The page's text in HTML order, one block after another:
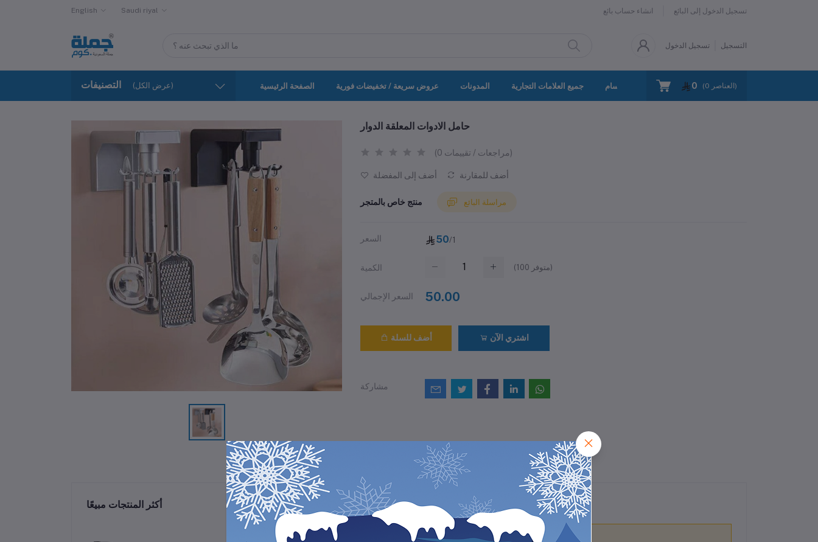
English Saudi riyal انشاء حساب بائع تسجيل الدخول إلى البائع
تسجيل الدخول التسجيل
التصنيفات (عرض الكل) الصفحة الرئيسية عروض سريعة / تخفيضات فورية المدونات جميع العلامات التجارية جميع الأقسام اتصل بنا سياسة الخصوصية 0 (0 العناصر)
حامل الادوات المعلقة الدوار
(0 مراجعات / تقييمات)
أضف إلى المفضلة أضف للمقارنة
منتج خاص بالمتجر مراسلة البائع
السعر 50/1
الكمية (100 متوفر)
السعر الإجمالي 50.00
أضف للسلة اشتري الآن
مشاركة
أكثر المنتجات مبيعًا التقييمات والمراجعات